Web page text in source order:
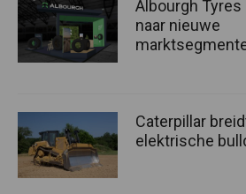
Albourgh
naar nieuwe
Caterpillar
elektrische